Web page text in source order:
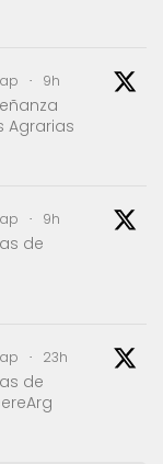
· 9h
Agrarias
· 9h
de
· 23h
de